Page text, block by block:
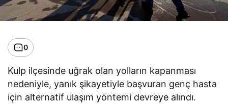
0
Kulp ilçesinde uğrak olan yolların kapanması
nedeniyle, yanık şikayetiyle başvuran genç hasta
için alternatif ulaşım yöntemi devreye alındı.